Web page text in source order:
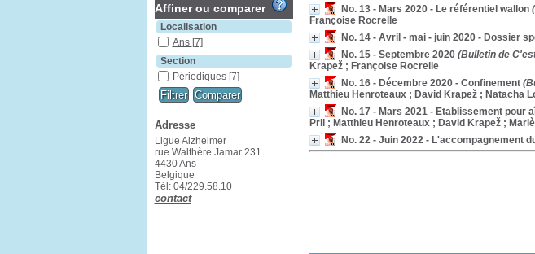
No. 13 - Mars 2020 - Le référentiel wallon
Françoise Rocrelle
No. 14 - Avril - mai - juin 2020 - Dossier
No. 15 - Septembre 2020(Bulletin de
Krapež ; Françoise Rocrelle
No. 16 - Décembre 2020 - Confinement
Matthieu Henroteaux ; David Krapež ; Natacha
No. 17 - Mars 2021 - Etablissement pour
Pril ; Matthieu Henroteaux ; David Krapež ;
No. 22 - Juin 2022 - L'accompagnement
Affiner ou comparer
Localisation
Ans [7]
Section
Périodiques [7]
Adresse
Ligue Alzheimer
rue Walthère Jamar 231
4430 Ans
Belgique
Tél: 04/229.58.10
contact